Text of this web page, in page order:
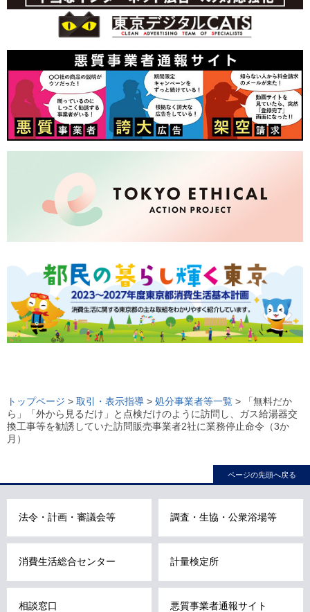
ー
カ
ル
こ
で
トップページ > 取引・表示指導 > 処分事業者等一覧 > 「無料だか
ら」「外から見るだけ」と点検だけのように訪問し、ガス給湯器交
換工事等を勧誘していた訪問販売事業者2社に業務停止命令（3か
月）
ページの先頭へ戻る
法令・計画・審議会等 調査・生協・公衆浴場等
消費生活総合センター 計量検定所
相談窓口 悪質事業者通報サイト